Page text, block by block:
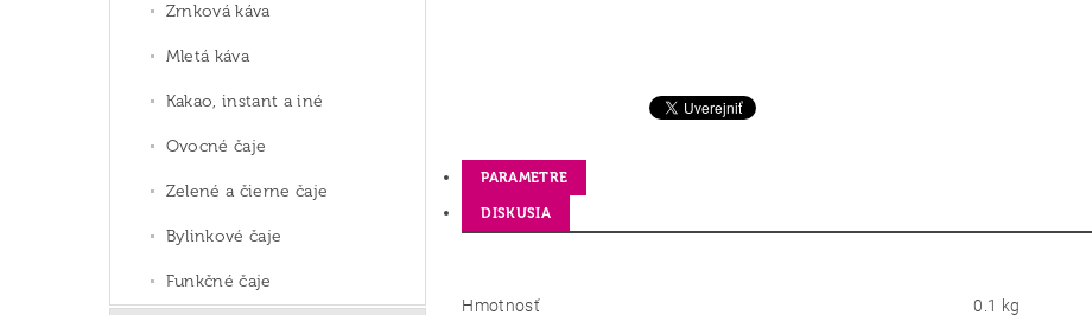
Zrnková káva
Mletá káva
Kakao, instant a iné
Ovocné čaje
Zelené a čierne čaje
Bylinkové čaje
Funkčné čaje
PARAMETRE
DISKUSIA
Hmotnosť 0.1 kg